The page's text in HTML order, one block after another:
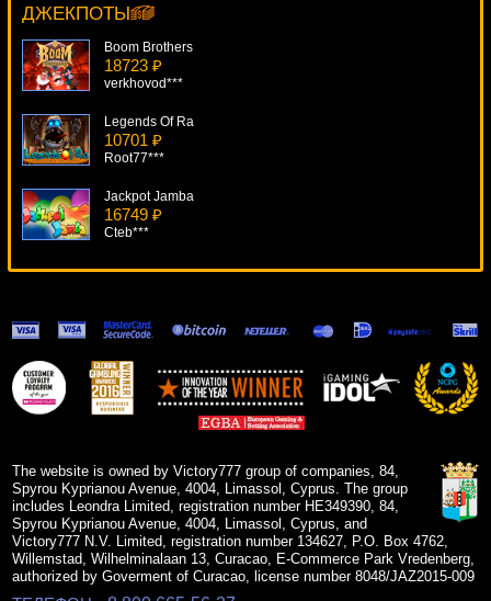
ДЖЕКПОТЫ
Cteb***
Boom Brothers
18723 ₽
verkhovod***
Legends Of Ra
10701 ₽
Root77***
Jackpot Jamba
16749 ₽
Cteb***
Medusa's Gaze
5056 ₽
Serg***
Crown Of Egypt
The website is owned by Victory777 group of companies, 84,
Spyrou Kyprianou Avenue, 4004, Limassol, Cyprus. The group
includes Leondra Limited, registration number HE349390, 84,
Spyrou Kyprianou Avenue, 4004, Limassol, Cyprus, and
Victory777 N.V. Limited, registration number 134627, P.O. Box 4762,
Willemstad, Wilhelminalaan 13, Curacao, E-Commerce Park Vredenberg,
authorized by Goverment of Curacao, license number 8048/JAZ2015-009